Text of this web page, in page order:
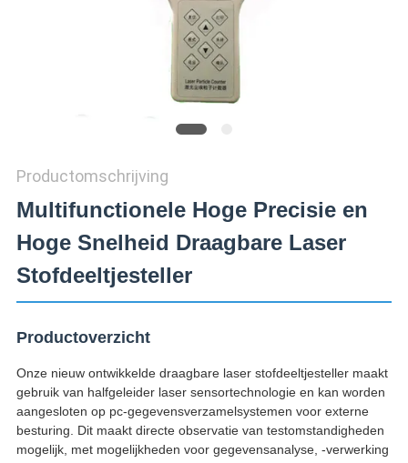
Productomschrijving
Multifunctionele Hoge Precisie en
Hoge Snelheid Draagbare Laser
Stofdeeltjesteller
Productoverzicht
Onze nieuw ontwikkelde draagbare laser stofdeeltjesteller maakt
gebruik van halfgeleider laser sensortechnologie en kan worden
aangesloten op pc-gegevensverzamelsystemen voor externe
besturing. Dit maakt directe observatie van testomstandigheden
mogelijk, met mogelijkheden voor gegevensanalyse, -verwerking